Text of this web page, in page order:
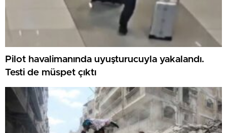
25 eyaletten Trump’ın gümrük tarifelerine karşı
dava